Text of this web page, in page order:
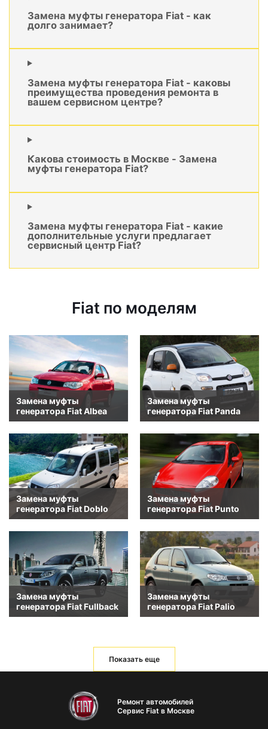
Замена муфты генератора Fiat - как
долго занимает?
Замена муфты генератора Fiat - каковы
преимущества проведения ремонта в
вашем сервисном центре?
Какова стоимость в Москве - Замена
муфты генератора Fiat?
Замена муфты генератора Fiat - какие
дополнительные услуги предлагает
сервисный центр Fiat?
Fiat по моделям
Замена муфты
генератора Fiat Albea
Замена муфты
генератора Fiat Panda
Замена муфты
генератора Fiat Doblo
Замена муфты
генератора Fiat Punto
Замена муфты
генератора Fiat Fullback
Замена муфты
генератора Fiat Palio
Показать еще
Ремонт автомобилей
Сервис Fiat в Москве